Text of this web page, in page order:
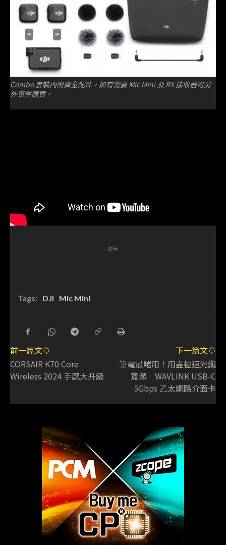
Combo 套裝內附齊全配件，如有需要 Mic Mini 及 RX 接收器可另
外單件購買。
- 廣告 -
Tags: DJI Mic Mini
前一篇文章
CORSAIR K70 Core
Wireless 2024 手感大升級
下一篇文章
筆電最啱用！用盡極速光纖
寬頻 WAVLINK USB-C
5Gbps 乙太網路介面卡